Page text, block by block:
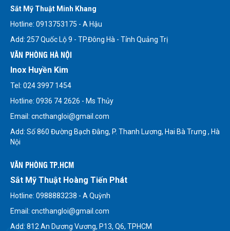
Sắt Mỹ Thuật Minh Khang
Hotline: 0913753175 - A Hậu
Add: 257 Quốc Lộ 9 - TP.Đông Hà - Tỉnh Quảng Trị
VĂN PHÒNG HÀ NỘI
Inox Huyền Kim
Tel: 024 3997 1454
Hotline: 0936 74 2626 - Ms Thủy
Email: cncthangloi@gmail.com
Add: Số 860 Đường Bạch Đằng, P. Thanh Lương, Hai Bà Trưng , Hà
Nội
VĂN PHÒNG TP.HCM
Sắt Mỹ Thuật Hoàng Tiến Phát
Hotline: 0988883238 - A Quỳnh
Email: cncthangloi@gmail.com
Add: 812 An Dương Vương, P13, Q6, TPHCM